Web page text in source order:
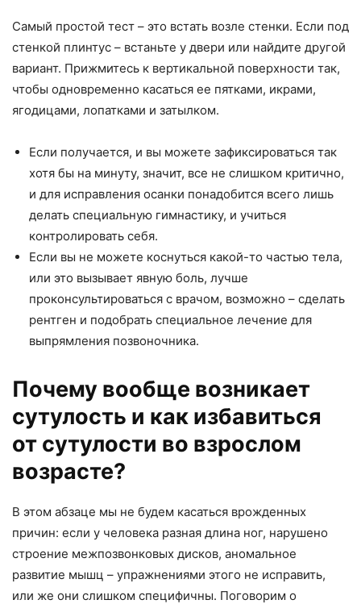
Самый простой тест – это встать возле стенки. Если под
стенкой плинтус – встаньте у двери или найдите другой
вариант. Прижмитесь к вертикальной поверхности так,
чтобы одновременно касаться ее пятками, икрами,
ягодицами, лопатками и затылком.
Если получается, и вы можете зафиксироваться так
хотя бы на минуту, значит, все не слишком критично,
и для исправления осанки понадобится всего лишь
делать специальную гимнастику, и учиться
контролировать себя.
Если вы не можете коснуться какой-то частью тела,
или это вызывает явную боль, лучше
проконсультироваться с врачом, возможно – сделать
рентген и подобрать специальное лечение для
выпрямления позвоночника.
Почему вообще возникает
сутулость и как избавиться
от сутулости во взрослом
возрасте?
В этом абзаце мы не будем касаться врожденных
причин: если у человека разная длина ног, нарушено
строение межпозвонковых дисков, аномальное
развитие мышц – упражнениями этого не исправить,
или же они слишком специфичны. Поговорим о